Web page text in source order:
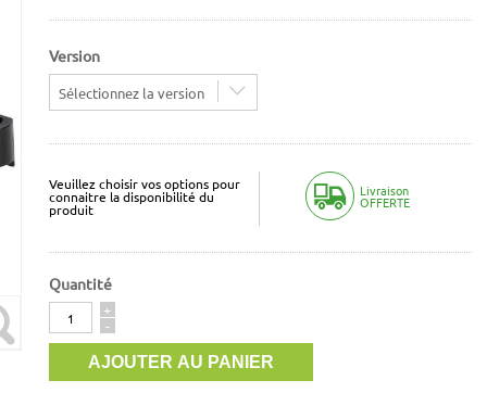
Version
Sélectionnez la version
Veuillez choisir vos options pour
connaitre la disponibilité du
produit
Livraison
OFFERTE
Quantité
Quantité
+
-